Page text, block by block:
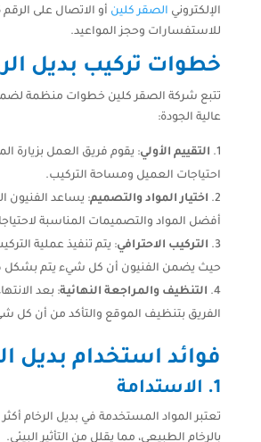
الإلكتروني الصقر كلين
للاستفسارات وحجز المواعيد.
خطوات تركيب بديل
تتبع شركة الصقر كلين خطوات منظمة
عالية الجودة:
التقييم الأولي: يقوم فريق العمل بزيارة
احتياجات العميل ومساحة التركيب.
اختيار المواد والتصميم: يساعد الفنيون
أفضل المواد والتصميمات المناسبة
التركيب الاحترافي: يتم تنفيذ عملية
حيث يضمن الفنيون أن كل شيء يتم
التنظيف والمراجعة النهائية: بعد
الفريق بتنظيف الموقع والتأكد من أن كل
فوائد استخدام بديل
1. الاستدامة
تعتبر المواد المستخدمة في بديل الرخام
بالرخام الطبيعي، مما يقلل من التأثير البيئي.